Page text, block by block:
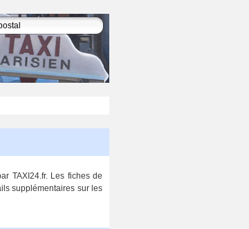
TAXI24.fr. Les fiches de
supplémentaires sur les